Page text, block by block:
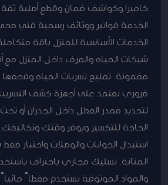
كاميرا وكواشف ضمان وقطع أصلية ثقة
الخدمة فواتير ووثائق رسمية فني صحي
الخدمات الأساسية للمنزل باقة
شبكات المياه والصرف داخل المنزل مع
مضمونة. تصليح تسربات المياه وفحصها
ضروري نعتمد على أجهزة كشف
لتحديد مصدر العطل داخل الجدران أو
الحاجة للتكسير ويوفر وقتك
استبدال الجوانات والوصلات واختبار ضغط
المتانة. تسليك مجاري باحتراف
والمواد الموثوقة نستخدم ضغطاً مائياً